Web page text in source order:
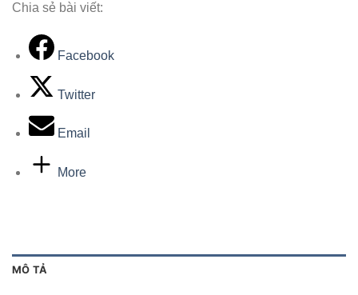
Chia sẻ bài viết:
Facebook
Twitter
Email
More
MÔ TẢ